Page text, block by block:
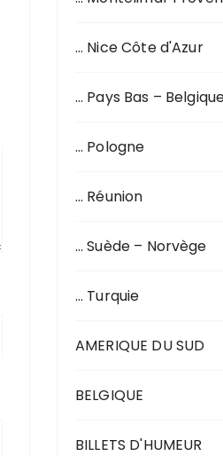
… Nice Côte d'Azur
… Pays Bas –
… Pologne
… Réunion
… Suède – Norvège
… Turquie
AMERIQUE DU SUD
BELGIQUE
BILLETS D'HUMEUR